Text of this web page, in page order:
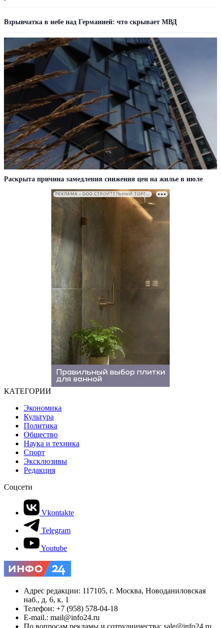
Взрывчатка в небе над Германией: что скрывает МВД
Раскрыта причина замедления снижения цен на жилье в июле
РЕКЛАМА • ООО СТРОИТЕЛЬНЫЙ ТОРГОВЫЙ ДОМ «ПЕТРОВИЧ». ИНН: 7802348846
КАТЕГОРИИ
Экономика
Культура
Политика
Общество
Наука и техника
Спорт
Эксклюзивы
Редакция
Соцсети
Vkontakte
Telegram
Youtube
Адрес редакции: 117105, г. Москва, Новоданиловская
наб., д. 6, к. 1
Телефон: +7 (958) 578-04-18
E-mail.: mail@info24.ru
По вопросам рекламы и сотрудничества: sale@info24.ru